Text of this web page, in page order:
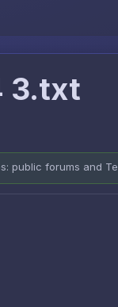
3.txt
public forums and